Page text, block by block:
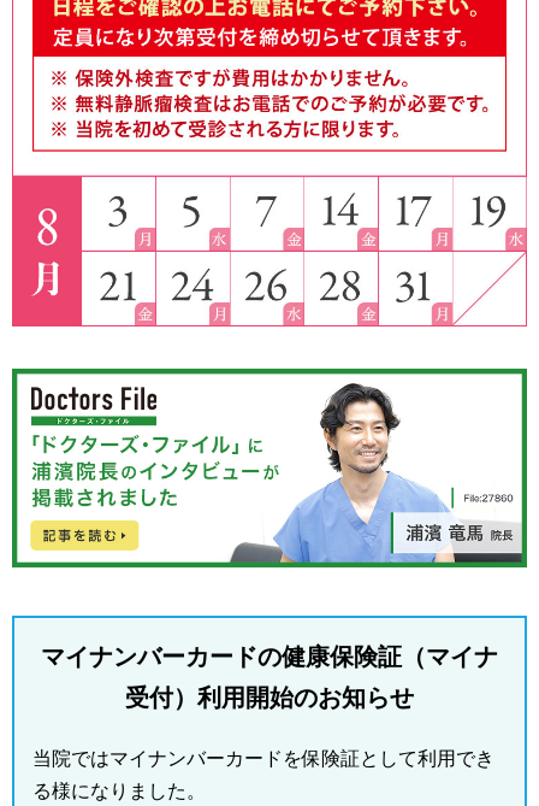
マイナンバーカードの健康保険証（マイナ
受付）利用開始のお知らせ
当院ではマイナンバーカードを保険証として利用でき
る様になりました。